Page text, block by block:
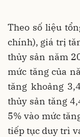
Theo số liệu
chính), giá trị
thủy sản năm
mức tăng của
tăng khoảng
thủy sản tăng
5% vào mức
tiếp tục duy trì